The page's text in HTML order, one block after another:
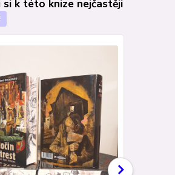
si k této knize nejčastěji